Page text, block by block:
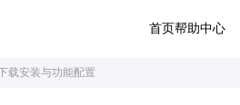
首页帮助中心
载安装与功能配置